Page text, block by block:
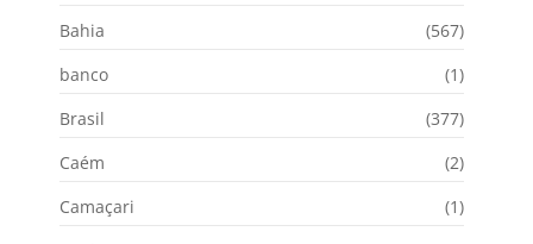
Bahia
(567)
banco
(1)
Brasil
(377)
Caém
(2)
Camaçari
(1)